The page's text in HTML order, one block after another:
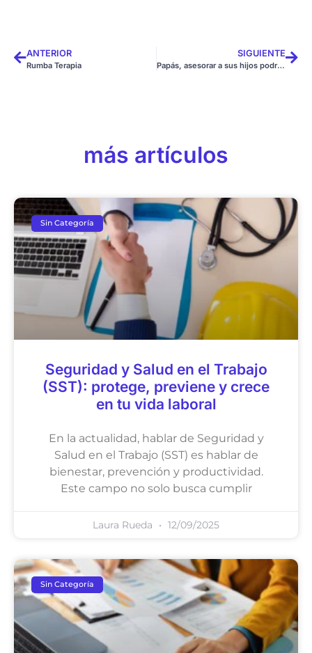
ANTERIOR
Rumba Terapia
SIGUIENTE
Papás, asesorar a sus hijos podría determinar su futuro
más artículos
Sin Categoría
Seguridad y Salud en el Trabajo
(SST): protege, previene y crece
en tu vida laboral
En la actualidad, hablar de Seguridad y
Salud en el Trabajo (SST) es hablar de
bienestar, prevención y productividad.
Este campo no solo busca cumplir
Laura Rueda 12/09/2025
Sin Categoría